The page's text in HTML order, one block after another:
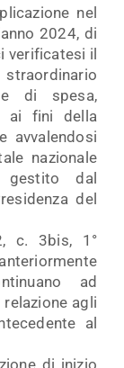
nel
2024, di
verificatesi il
di spesa,
ai fini della
avvalendosi
nazionale
gestito dal
del
c. 3bis, 1°
ad
agli
al
di inizio